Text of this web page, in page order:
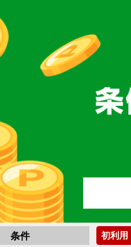
条件 初利用